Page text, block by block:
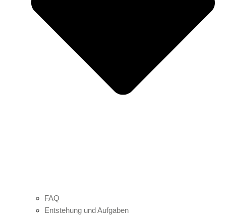
FAQ
Entstehung und Aufgaben